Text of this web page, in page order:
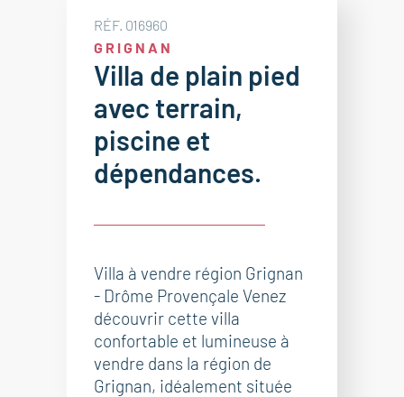
RÉF. 016960
GRIGNAN
Villa de plain pied
avec terrain,
piscine et
dépendances.
Villa à vendre région Grignan
- Drôme Provençale Venez
découvrir cette villa
confortable et lumineuse à
vendre dans la région de
Grignan, idéalement située